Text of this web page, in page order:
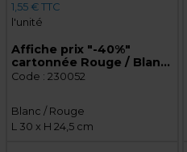
1,55 € TTC
l'unité
Affiche prix "-40%"
cartonnée Rouge / Blanc
30 x 24,5 cm - Affiche
Code : 230052
Blanc / Rouge
L 30 x H 24,5 cm